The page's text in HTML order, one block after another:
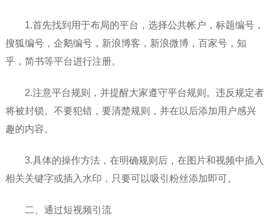
1.首先找到用于布局的平台，选择公共帐户，标题编号，
搜狐编号，企鹅编号，新浪博客，新浪微博，百家号，知
乎，简书等平台进行注册。
2.注意平台规则，并提醒大家遵守平台规则。违反规定者
将被封锁。不要犯错，要清楚规则，并在以后添加用户感兴
趣的内容。
3.具体的操作方法，在明确规则后，在图片和视频中插入
相关关键字或插入水印，只要可以吸引粉丝添加即可。
二、通过短视频引流